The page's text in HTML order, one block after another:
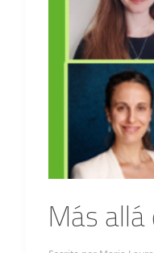
Más